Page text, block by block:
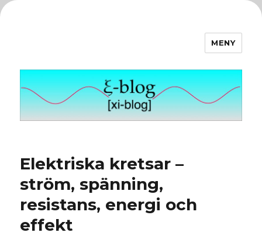
MENY
Elektriska kretsar –
ström, spänning,
resistans, energi och
effekt